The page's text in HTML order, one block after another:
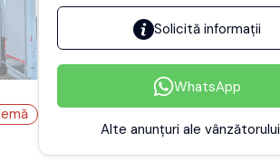
Solicită informații
WhatsApp
Alte anunțuri ale vânzătorului